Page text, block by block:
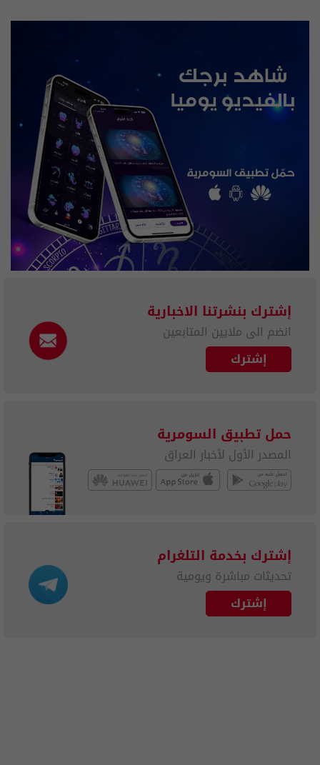
إشترك بنشرتنا الاخبارية
انضم الى ملايين المتابعين
إشترك
حمل تطبيق السومرية
المصدر الأول لأخبار العراق
إشترك بخدمة التلغرام
تحديثات مباشرة ويومية
إشترك